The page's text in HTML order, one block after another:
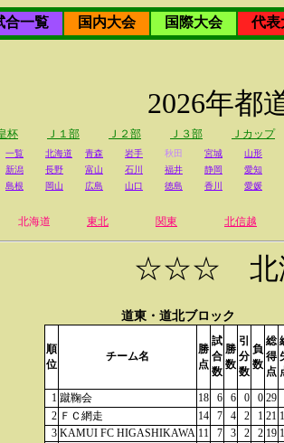
合一覧 国内大会 国際大会
代表
2026年都
杯 Ｊ１部 Ｊ２部 Ｊ３部 Ｊカップ
一覧 北海道 青森 岩手 秋田 宮城
山形
新潟
長野 富山 石川 福井 静岡
愛知
島根
岡山 広島 山口 徳島 香川 愛媛
北海道 東北 関東 北信越
☆☆☆ 北
道東・道北ブロック
順
位
チーム名
勝
点
試
合
数
勝
数
引
分
数
負
数
総
得
点
1 蹴鞠会 18 6 6 0 0 29
2 ＦＣ網走 14 7 4 2 1 21
3 KAMUI FC HIGASHIKAWA 11 7 3 2 2 19